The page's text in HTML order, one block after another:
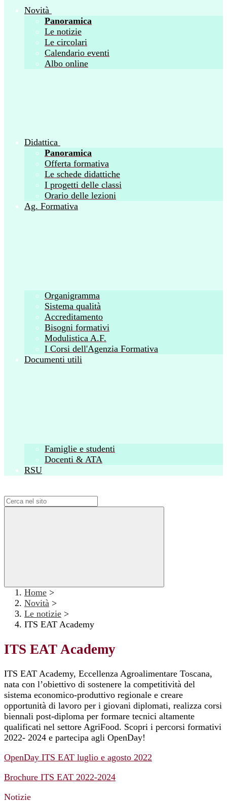
Novità
Panoramica
Le notizie
Le circolari
Calendario eventi
Albo online
Didattica
Panoramica
Offerta formativa
Le schede didattiche
I progetti delle classi
Orario delle lezioni
Ag. Formativa
Organigramma
Sistema qualità
Accreditamento
Bisogni formativi
Modulistica A.F.
I Corsi dell'Agenzia Formativa
Documenti utili
Famiglie e studenti
Docenti & ATA
RSU
Home >
Novità >
Le notizie >
ITS EAT Academy
ITS EAT Academy
ITS EAT Academy, Eccellenza Agroalimentare Toscana,
nata con l’obiettivo di sostenere la competitività del
sistema economico-produttivo regionale e creare
opportunità di lavoro per i giovani diplomati, realizza corsi
biennali post-diploma per formare tecnici altamente
qualificati nel settore AgriFood. Scopri i percorsi formativi
2022- 2024 e partecipa agli OpenDay!
OpenDay ITS EAT luglio e agosto 2022
Brochure ITS EAT 2022-2024
Notizie